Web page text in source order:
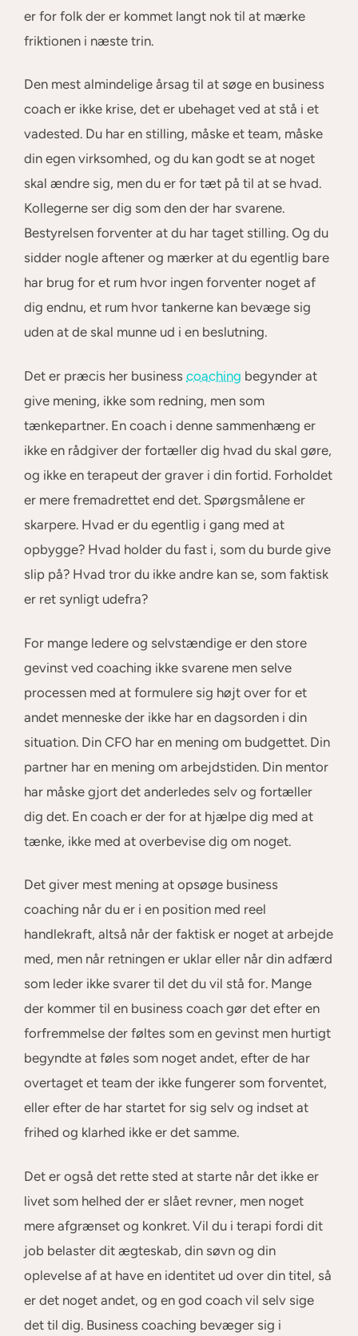
er for folk der er kommet langt nok til at mærke
friktionen i næste trin.
Den mest almindelige årsag til at søge en business
coach er ikke krise, det er ubehaget ved at stå i et
vadested. Du har en stilling, måske et team, måske
din egen virksomhed, og du kan godt se at noget
skal ændre sig, men du er for tæt på til at se hvad.
Kollegerne ser dig som den der har svarene.
Bestyrelsen forventer at du har taget stilling. Og du
sidder nogle aftener og mærker at du egentlig bare
har brug for et rum hvor ingen forventer noget af
dig endnu, et rum hvor tankerne kan bevæge sig
uden at de skal munne ud i en beslutning.
Det er præcis her business coaching begynder at
give mening, ikke som redning, men som
tænkepartner. En coach i denne sammenhæng er
ikke en rådgiver der fortæller dig hvad du skal gøre,
og ikke en terapeut der graver i din fortid. Forholdet
er mere fremadrettet end det. Spørgsmålene er
skarpere. Hvad er du egentlig i gang med at
opbygge? Hvad holder du fast i, som du burde give
slip på? Hvad tror du ikke andre kan se, som faktisk
er ret synligt udefra?
For mange ledere og selvstændige er den store
gevinst ved coaching ikke svarene men selve
processen med at formulere sig højt over for et
andet menneske der ikke har en dagsorden i din
situation. Din CFO har en mening om budgettet. Din
partner har en mening om arbejdstiden. Din mentor
har måske gjort det anderledes selv og fortæller
dig det. En coach er der for at hjælpe dig med at
tænke, ikke med at overbevise dig om noget.
Det giver mest mening at opsøge business
coaching når du er i en position med reel
handlekraft, altså når der faktisk er noget at arbejde
med, men når retningen er uklar eller når din adfærd
som leder ikke svarer til det du vil stå for. Mange
der kommer til en business coach gør det efter en
forfremmelse der føltes som en gevinst men hurtigt
begyndte at føles som noget andet, efter de har
overtaget et team der ikke fungerer som forventet,
eller efter de har startet for sig selv og indset at
frihed og klarhed ikke er det samme.
Det er også det rette sted at starte når det ikke er
livet som helhed der er slået revner, men noget
mere afgrænset og konkret. Vil du i terapi fordi dit
job belaster dit ægteskab, din søvn og din
oplevelse af at have en identitet ud over din titel, så
er det noget andet, og en god coach vil selv sige
det til dig. Business coaching bevæger sig i